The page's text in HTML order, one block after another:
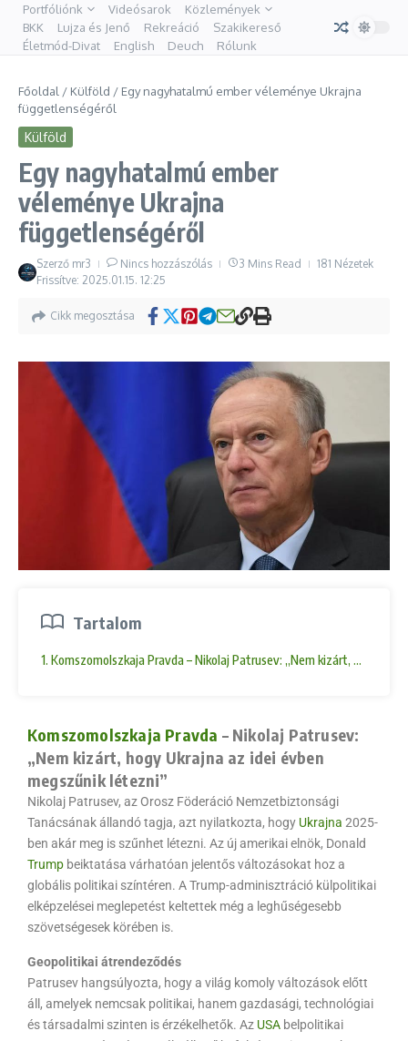
Portfóliónk Videósarok
Közlemények
BKK
Lujza és Jenő Rekreáció
Szakikereső
Életmód-Divat
English Deuch Rólunk
Főoldal / Külföld / Egy nagyhatalmú ember véleménye Ukrajna
függetlenségéről
Külföld
Egy nagyhatalmú ember
véleménye Ukrajna
függetlenségéről
Szerző mr3 Nincs hozzászólás 3 Mins Read
181 Nézetek
Frissítve: 2025.01.15. 12:25
Cikk megosztása
Tartalom
1. Komszomolszkaja Pravda – Nikolaj Patrusev: „Nem kizárt, hogy
Komszomolszkaja Pravda – Nikolaj Patrusev:
„Nem kizárt, hogy Ukrajna az idei évben
megszűnik létezni”
Nikolaj Patrusev, az Orosz Föderáció Nemzetbiztonsági
Tanácsának állandó tagja, azt nyilatkozta, hogy Ukrajna 2025-
ben akár meg is szűnhet létezni. Az új amerikai elnök, Donald
Trump beiktatása várhatóan jelentős változásokat hoz a
globális politikai színtéren. A Trump-adminisztráció külpolitikai
elképzelései meglepetést keltettek még a leghűségesebb
szövetségesek körében is.
Geopolitikai átrendeződés
Patrusev hangsúlyozta, hogy a világ komoly változások előtt
áll, amelyek nemcsak politikai, hanem gazdasági, technológiai
és társadalmi szinten is érzékelhetők. Az USA belpolitikai